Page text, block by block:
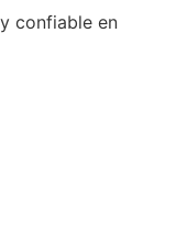
confiable en